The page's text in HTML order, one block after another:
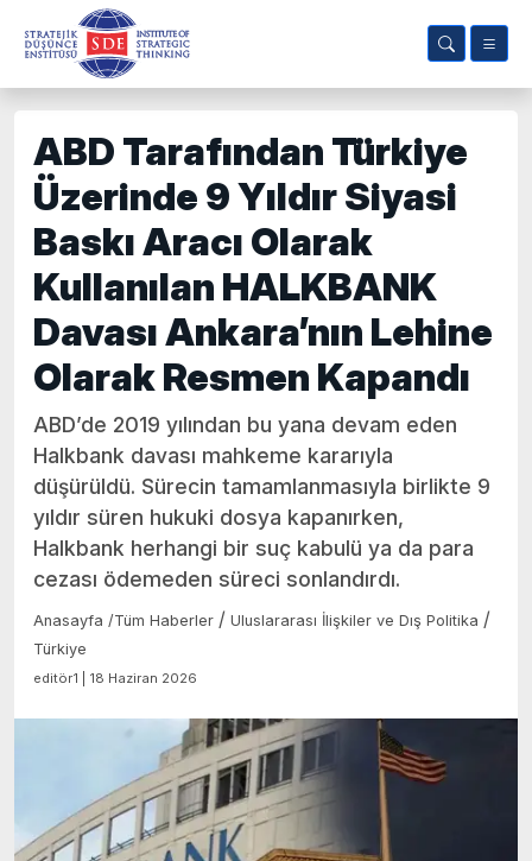
ABD Tarafından Türkiye
Üzerinde 9 Yıldır Siyasi
Baskı Aracı Olarak
Kullanılan HALKBANK
Davası Ankara’nın Lehine
Olarak Resmen Kapandı
ABD’de 2019 yılından bu yana devam eden
Halkbank davası mahkeme kararıyla
düşürüldü. Sürecin tamamlanmasıyla birlikte 9
yıldır süren hukuki dosya kapanırken,
Halkbank herhangi bir suç kabulü ya da para
cezası ödemeden süreci sonlandırdı.
Anasayfa /Tüm Haberler / Uluslararası İlişkiler ve Dış Politika /
Türkiye
editör1 | 18 Haziran 2026